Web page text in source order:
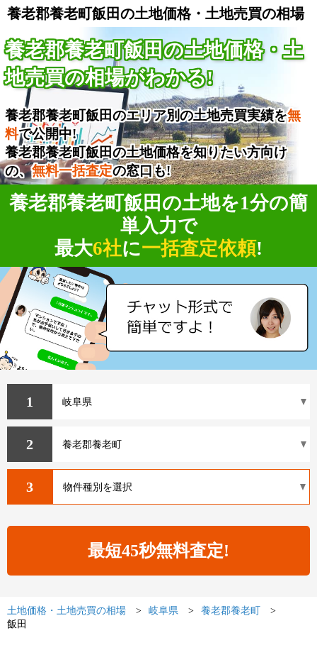
養老郡養老町飯田の土地価格・土地売買の相場
養老郡養老町飯田の土地価格・土
地売買の相場がわかる!
養老郡養老町飯田のエリア別の土地売買実績を無
料で公開中!
養老郡養老町飯田の土地価格を知りたい方向け
の、無料一括査定の窓口も!
養老郡養老町飯田の土地を1分の簡
単入力で
最大6社に一括査定依頼!
1
2
3
土地価格・土地売買の相場 岐阜県
養老郡養老町
飯田